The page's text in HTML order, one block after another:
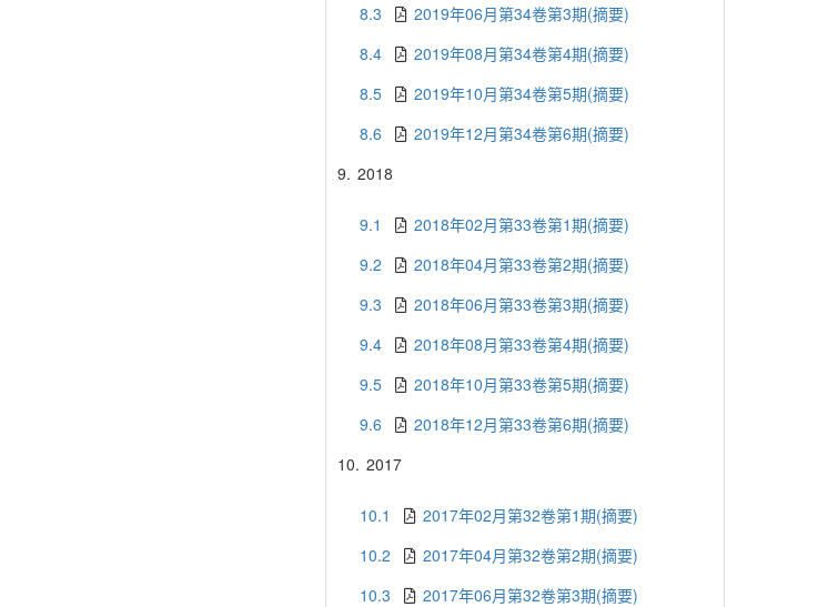
8.3
2019年06月第34卷第3期(摘要)
8.4
2019年08月第34卷第4期(摘要)
8.5
2019年10月第34卷第5期(摘要)
8.6
2019年12月第34卷第6期(摘要)
9. 2018
9.1
2018年02月第33卷第1期(摘要)
9.2
2018年04月第33卷第2期(摘要)
9.3
2018年06月第33卷第3期(摘要)
9.4
2018年08月第33卷第4期(摘要)
9.5
2018年10月第33卷第5期(摘要)
9.6
2018年12月第33卷第6期(摘要)
10. 2017
10.1
2017年02月第32卷第1期(摘要)
10.2
2017年04月第32卷第2期(摘要)
10.3
2017年06月第32卷第3期(摘要)